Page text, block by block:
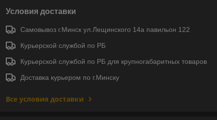
Условия доставки
Самовывоз г.Минск ул.Лещинского 14а павильон 122
Курьерской службой по РБ
Курьерской службой по РБ для крупногабаритных товаров
Доставка курьером по г.Минску
Все условия доставки